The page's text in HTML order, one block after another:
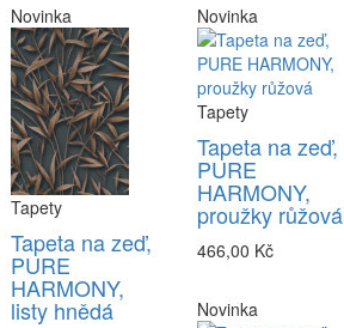
Novinka
Tapety
Tapeta na zeď,
PURE
HARMONY,
listy hnědá
Novinka
Tapety
Tapeta na zeď,
PURE
HARMONY,
proužky růžová
466,00 Kč
Novinka